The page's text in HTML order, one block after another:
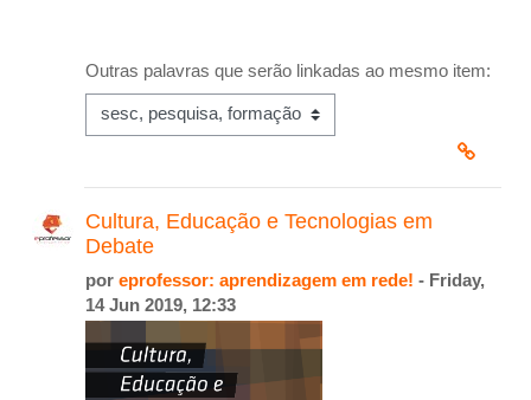
Outras palavras que serão linkadas ao mesmo item:
Cultura, Educação e Tecnologias em
Debate
por eprofessor: aprendizagem em rede! - Friday,
14 Jun 2019, 12:33